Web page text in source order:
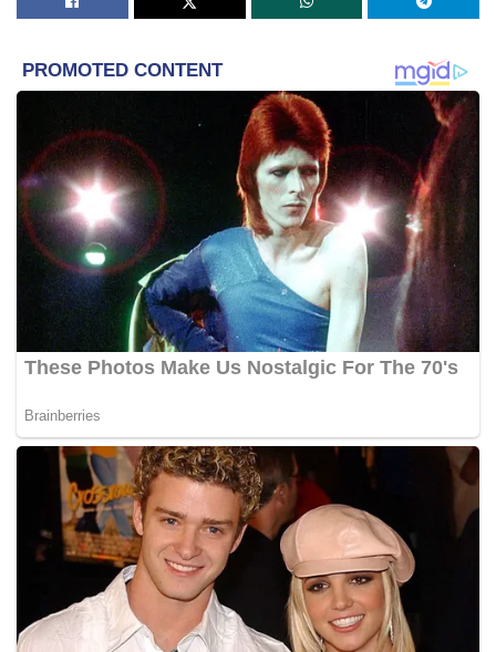
musim kempen.
“Bila diberi RM100, mintalah RM500 ringgit. Bila diberi
kopi dan teh, mintalah milo, susu dan beras untuk
keperluan selama sebulan”
Beliau dalam ‘talkin’ itu menyeru apabila diminta
mengundi, pengundi perlu menjawab dengan fasih dan
terang bahawa mereka tetap akan mengundi Pakatan
Harapan (PH)
“Namun, bila diminta untuk mengundi mereka, jawablah
dengan lidah yang fasih dan terang. Kami tetap akan undi
harapan”
berbentuk sindiran dan satira politik menjelang hari
pengundian Pilihan Raya Negeri (PRN) Johor.
Berikut transkrip penuh rakaman video ‘Talkin Pilihan
Raya’ di muat naik di akaun media sosial beliau hari ini:
Bismillahirrahmanirrahim. Assalamualaikum
warahmatullahi wabarakatuh.